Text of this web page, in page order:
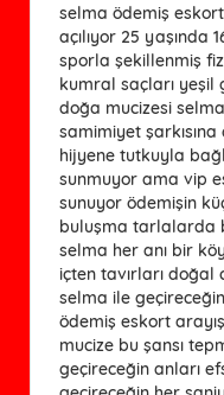
selma ödemiş
açılıyor 25 yaşında
sporla şekillenmiş
kumral saçları
doğa mucizesi
samimiyet
hijyene tutkuyla
sunmuyor ama vip
sunuyor ödemişin
buluşma tarlalarda
selma her anı bir
içten tavırları doğal
selma ile
ödemiş eskort
mucize bu şansı
geçireceğin anları